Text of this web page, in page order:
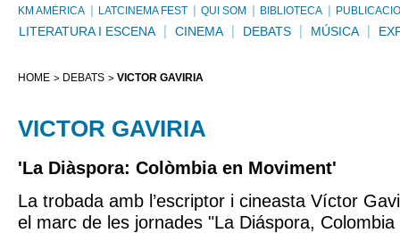
KM AMÈRICA LATCINEMA FEST QUI SOM BIBLIOTECA
LITERATURA I ESCENA CINEMA DEBATS MÚSICA
HOME DEBATS VICTOR GAVIRIA
VICTOR GAVIRIA
'La Diàspora: Colòmbia en Moviment'
La trobada amb l’escriptor i cineasta Víctor
el marc de les jornades "La Diáspora,